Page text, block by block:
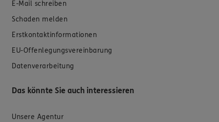
E-Mail schreiben
Schaden melden
Erstkontaktinformationen
EU-Offenlegungsvereinbarung
Datenverarbeitung
Das könnte Sie auch interessieren
Unsere Agentur